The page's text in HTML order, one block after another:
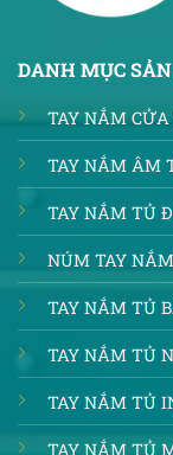
DANH MỤC
TAY NẮM
TAY NẮM ÂM
TAY NẮM TỦ
NÚM TAY
TAY NẮM TỦ
TAY NẮM TỦ
TAY NẮM TỦ
TAY NẮM TỦ